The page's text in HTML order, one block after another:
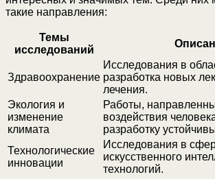
такие направления:
Темы
исследований
Здравоохранение
Исследования в
разработка новых
лечения.
Экология и
изменение
климата
Работы,
воздействия
разработку
Технологические
инновации
Исследования в
искусственного
технологий.